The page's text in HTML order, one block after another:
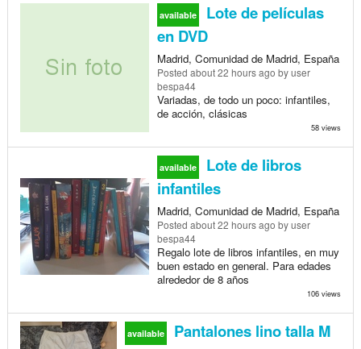
available
Lote de películas
en DVD
Madrid, Comunidad de Madrid, España
Posted about 22 hours ago by user
bespa44
Variadas, de todo un poco: infantiles,
de acción, clásicas
58 views
available
Lote de libros
infantiles
Madrid, Comunidad de Madrid, España
Posted about 22 hours ago by user
bespa44
Regalo lote de libros infantiles, en muy
buen estado en general. Para edades
alrededor de 8 años
106 views
available Pantalones lino talla M